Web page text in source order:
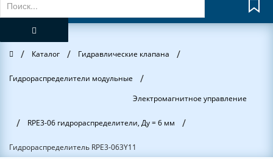
Главная
/ Каталог / Гидравлические клапана /
Гидрораспределители модульные /
Электромагнитное управление
/ RPE3-06 гидрораспределители, Ду = 6 мм /
Гидрораспределитель RPE3-063Y11